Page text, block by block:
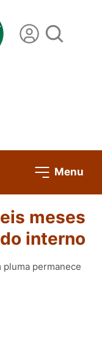
Menu
meses
interno
pluma permanece